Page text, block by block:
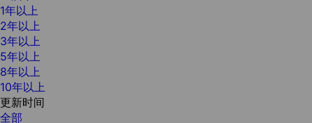
1年以上
2年以上
3年以上
5年以上
8年以上
10年以上
更新时间
全部